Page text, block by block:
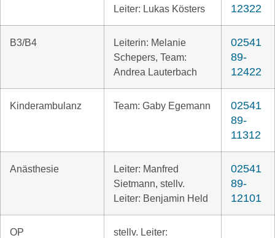
Leiter: Lukas Kösters
12322
B3/B4
Leiterin: Melanie
Schepers, Team:
Andrea Lauterbach
02541
89-
12422
Kinderambulanz Team: Gaby Egemann
02541
89-
11312
Anästhesie
Leiter: Manfred
Sietmann, stellv.
Leiter: Benjamin Held
02541
89-
12101
OP
stellv. Leiter: